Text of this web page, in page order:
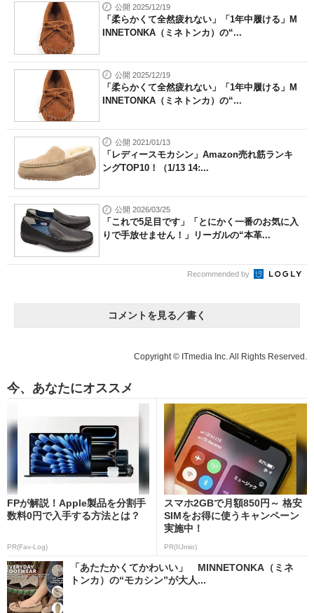
公開 2025/12/19
「柔らかくて全然疲れない」「1年中履ける」M
INNETONKA（ミネトンカ）の“...
公開 2025/12/19
「柔らかくて全然疲れない」「1年中履ける」M
INNETONKA（ミネトンカ）の“...
公開 2021/01/13
「レディースモカシン」Amazon売れ筋ランキ
ングTOP10！（1/13 14:...
公開 2026/03/25
「これで5足目です」「とにかく一番のお気に入
りで手放せません！」リーガルの“本革...
Recommended by
コメントを見る／書く
Copyright © ITmedia Inc. All Rights Reserved.
今、あなたにオススメ
FPが解説！Apple製品を分割手
数料0円で入手する方法とは？
PR(Fav-Log)
スマホ2GBで月額850円～ 格安
SIMをお得に使うキャンペーン
実施中！
PR(IIJmio)
「あたたかくてかわいい」 MINNETONKA（ミネ
トンカ）の“モカシン”が大人...